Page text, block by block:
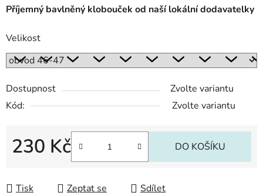
Příjemný bavlněný klobouček od naší lokální dodavatelky
Velikost
Dostupnost
Zvolte variantu
Kód:
Zvolte variantu
230 Kč DO KOŠÍKU
Tisk Zeptat se Sdílet